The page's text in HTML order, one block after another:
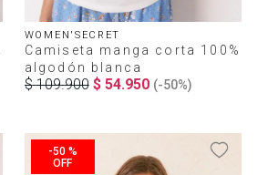
WOMEN'SECRET
Camiseta manga corta 100%
algodón blanca
$ 109.900 $ 54.950 (-50%)
-50 %